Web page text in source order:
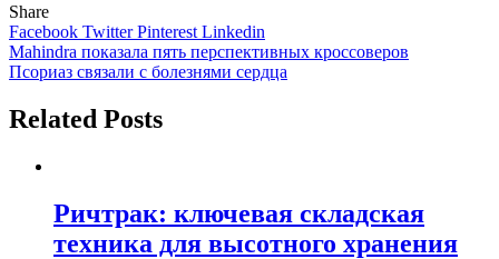
Share
Facebook TwitterPinterest Linkedin
Навигация
по
записям
Mahindra показала пять перспективных кроссоверов
Псориаз связали с болезнями сердца
Related Posts
Ричтрак: ключевая складская
техника для высотного хранения